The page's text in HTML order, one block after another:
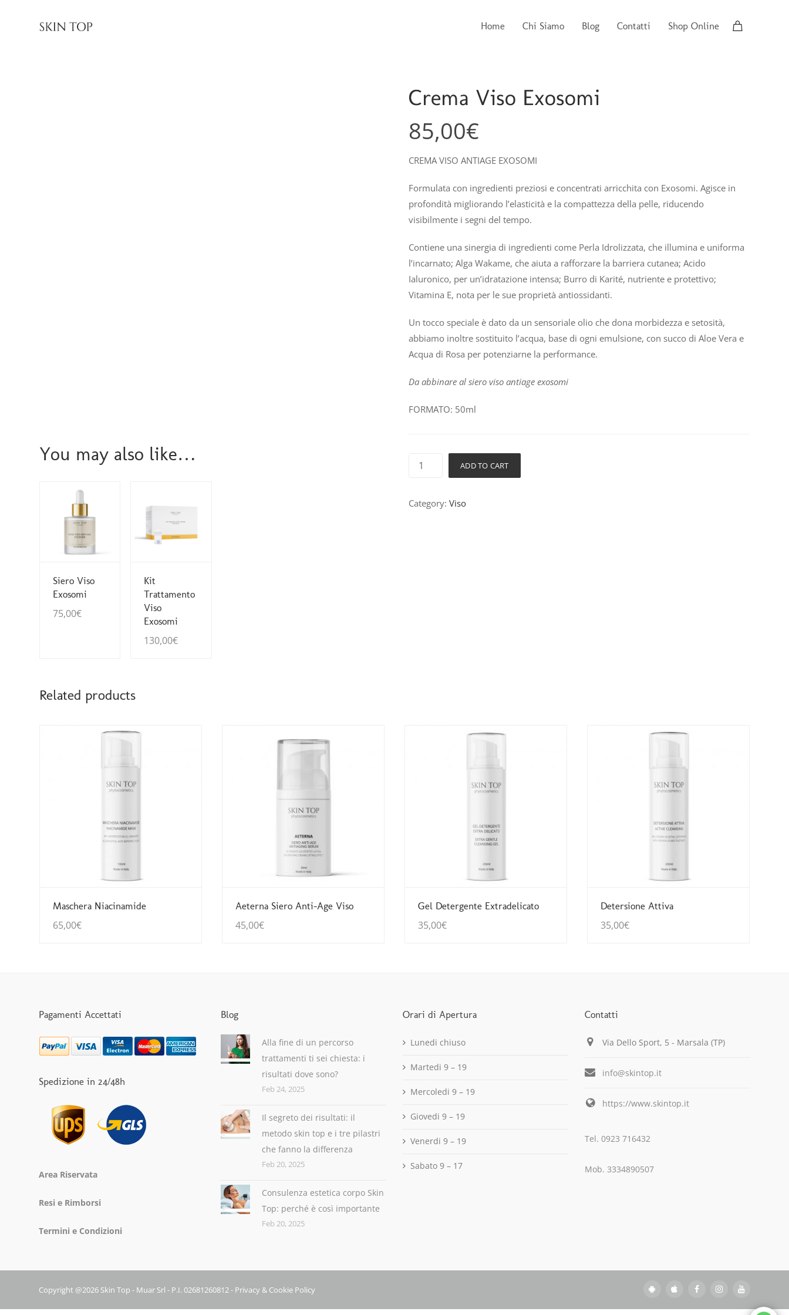
Home Chi Siamo Blog Contatti Shop Online
Crema Viso Exosomi
85,00€
CREMA VISO ANTIAGE EXOSOMI
Formulata con ingredienti preziosi e concentrati arricchita con Exosomi. Agisce in
profondità migliorando l’elasticità e la compattezza della pelle, riducendo
visibilmente i segni del tempo.
Contiene una sinergia di ingredienti come Perla Idrolizzata, che illumina e uniforma
l’incarnato; Alga Wakame, che aiuta a rafforzare la barriera cutanea; Acido
Ialuronico, per un’idratazione intensa; Burro di Karité, nutriente e protettivo;
Vitamina E, nota per le sue proprietà antiossidanti.
Un tocco speciale è dato da un sensoriale olio che dona morbidezza e setosità,
abbiamo inoltre sostituito l’acqua, base di ogni emulsione, con succo di Aloe Vera e
Acqua di Rosa per potenziarne la performance.
Da abbinare al siero viso antiage exosomi
FORMATO: 50ml
ADD TO CART
Category:Viso
You may also like…
Guarda Dettagli
Siero Viso
Exosomi
75,00€
Guarda Dettagli
Kit
Trattamento
Viso
Exosomi
130,00€
Related products
Guarda Dettagli
Maschera Niacinamide
65,00€
Guarda Dettagli
Aeterna Siero Anti-Age Viso
45,00€
Guarda Dettagli
Gel Detergente Extradelicato
35,00€
Guarda Dettagli
Detersione Attiva
35,00€
Pagamenti Accettati
Spedizione in 24/48h
Area Riservata
Resi e Rimborsi
Termini e Condizioni
Blog
Alla fine di un percorso
trattamenti ti sei chiesta: i
risultati dove sono?
Feb 24, 2025
Il segreto dei risultati: il
metodo skin top e i tre pilastri
che fanno la differenza
Feb 20, 2025
Consulenza estetica corpo Skin
Top: perché è così importante
Feb 20, 2025
Orari di Apertura
Lunedi chiuso
Martedi 9 – 19
Mercoledi 9 – 19
Giovedi 9 – 19
Venerdi 9 – 19
Sabato 9 – 17
Contatti
Via Dello Sport, 5 - Marsala (TP)
info@skintop.it
https://www.skintop.it
Tel. 0923 716432
Mob. 3334890507
Copyright @2026 Skin Top - Muar Srl - P.I. 02681260812 - Privacy & Cookie Policy